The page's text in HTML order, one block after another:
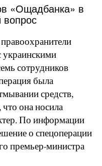
«Ощадбанка» в
вопрос
украинскими
сотрудников
была
средств,
что она носила
По информации
о спецоперации
премьер-министра